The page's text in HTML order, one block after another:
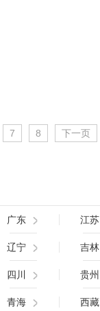
7 8 下一页
广东 江苏
辽宁 吉林
四川 贵州
青海 西藏